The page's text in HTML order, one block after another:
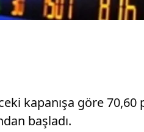
kapanışa göre
başladı.